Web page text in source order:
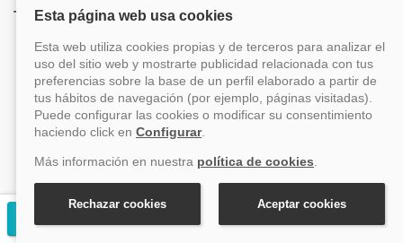
También te pueden interesar estos cruceros
8,6
Crucero Mediterráneo Brilliance Of The Seas
desde Atenas (Grecia) IX
Islas Griegas